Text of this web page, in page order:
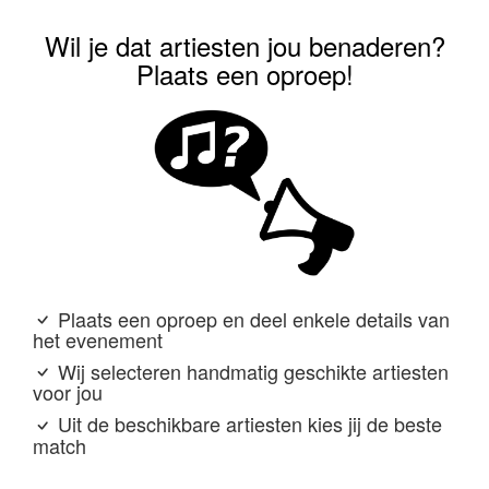
Wil je dat artiesten jou benaderen?
Plaats een oproep!
Plaats een oproep en deel enkele details van
het evenement
Wij selecteren handmatig geschikte artiesten
voor jou
Uit de beschikbare artiesten kies jij de beste
match